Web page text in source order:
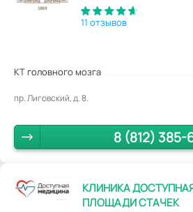
11 отзывов
КТ головного мозга
пр. Лиговский, д. 8.
8 (812) 385-
КЛИНИКА
ПЛОЩАДИ СТАЧЕК